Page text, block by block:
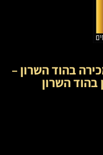
בהוד השרון –
בהוד השרון